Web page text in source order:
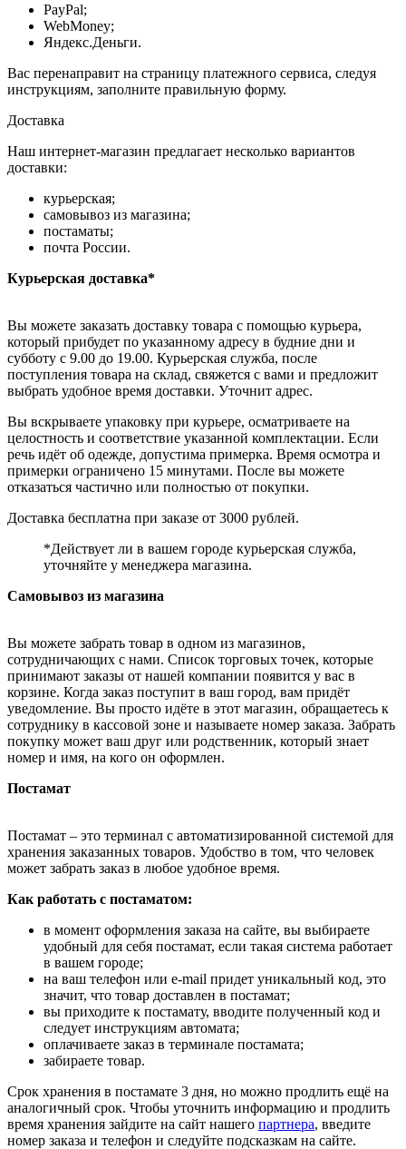
PayPal;
WebMoney;
Яндекс.Деньги.
Вас перенаправит на страницу платежного сервиса, следуя
инструкциям, заполните правильную форму.
Доставка
Наш интернет-магазин предлагает несколько вариантов
доставки:
курьерская;
самовывоз из магазина;
постаматы;
почта России.
Курьерская доставка*
Вы можете заказать доставку товара с помощью курьера,
который прибудет по указанному адресу в будние дни и
субботу с 9.00 до 19.00. Курьерская служба, после
поступления товара на склад, свяжется с вами и предложит
выбрать удобное время доставки. Уточнит адрес.
Вы вскрываете упаковку при курьере, осматриваете на
целостность и соответствие указанной комплектации. Если
речь идёт об одежде, допустима примерка. Время осмотра и
примерки ограничено 15 минутами. После вы можете
отказаться частично или полностью от покупки.
Доставка бесплатна при заказе от 3000 рублей.
*Действует ли в вашем городе курьерская служба,
уточняйте у менеджера магазина.
Самовывоз из магазина
Вы можете забрать товар в одном из магазинов,
сотрудничающих с нами. Список торговых точек, которые
принимают заказы от нашей компании появится у вас в
корзине. Когда заказ поступит в ваш город, вам придёт
уведомление. Вы просто идёте в этот магазин, обращаетесь к
сотруднику в кассовой зоне и называете номер заказа. Забрать
покупку может ваш друг или родственник, который знает
номер и имя, на кого он оформлен.
Постамат
Постамат – это терминал с автоматизированной системой для
хранения заказанных товаров. Удобство в том, что человек
может забрать заказ в любое удобное время.
Как работать с постаматом:
в момент оформления заказа на сайте, вы выбираете
удобный для себя постамат, если такая система работает
в вашем городе;
на ваш телефон или e-mail придет уникальный код, это
значит, что товар доставлен в постамат;
вы приходите к постамату, вводите полученный код и
следует инструкциям автомата;
оплачиваете заказ в терминале постамата;
забираете товар.
Срок хранения в постамате 3 дня, но можно продлить ещё на
аналогичный срок. Чтобы уточнить информацию и продлить
время хранения зайдите на сайт нашего партнера, введите
номер заказа и телефон и следуйте подсказкам на сайте.